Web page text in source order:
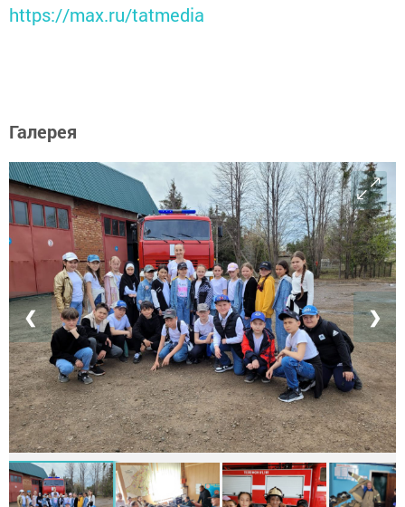
https://max.ru/tatmedia
Галерея
❮ ❯